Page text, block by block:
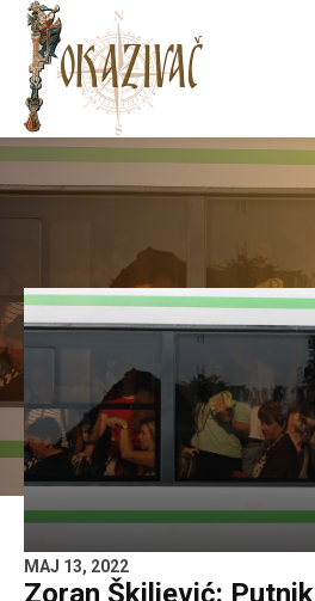
MAJ 13, 2022
Zoran Škiljević: Putnik